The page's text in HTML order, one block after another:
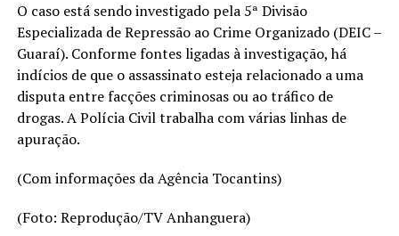
O caso está sendo investigado pela 5ª Divisão
Especializada de Repressão ao Crime Organizado (DEIC –
Guaraí). Conforme fontes ligadas à investigação, há
indícios de que o assassinato esteja relacionado a uma
disputa entre facções criminosas ou ao tráfico de
drogas. A Polícia Civil trabalha com várias linhas de
apuração.
(Com informações da Agência Tocantins)
(Foto: Reprodução/TV Anhanguera)